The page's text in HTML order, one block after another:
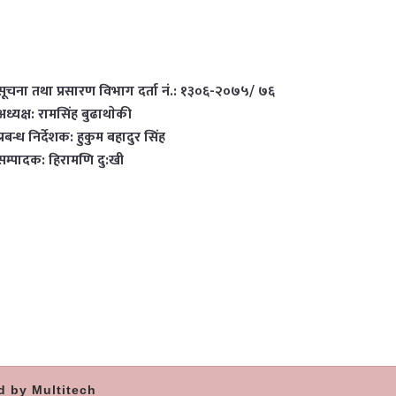
तथा प्रसारण विभाग दर्ता नं.: १३०६-२०७५/ ७६
रामसिंह बुढाथाेकी
निर्देशक: हुकुम बहादुर सिंह
हिरामणि दु:खी
by Multitech